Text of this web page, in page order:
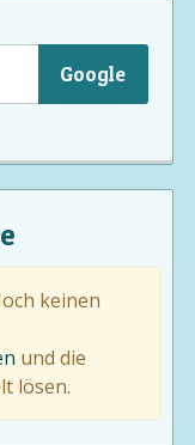
Google
keinen
und die
lösen.